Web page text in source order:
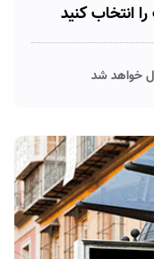
انتخاب کنید
خواهد شد